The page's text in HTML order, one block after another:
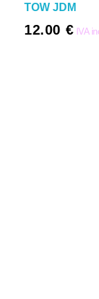
TOW JDM
12.00 € IVA